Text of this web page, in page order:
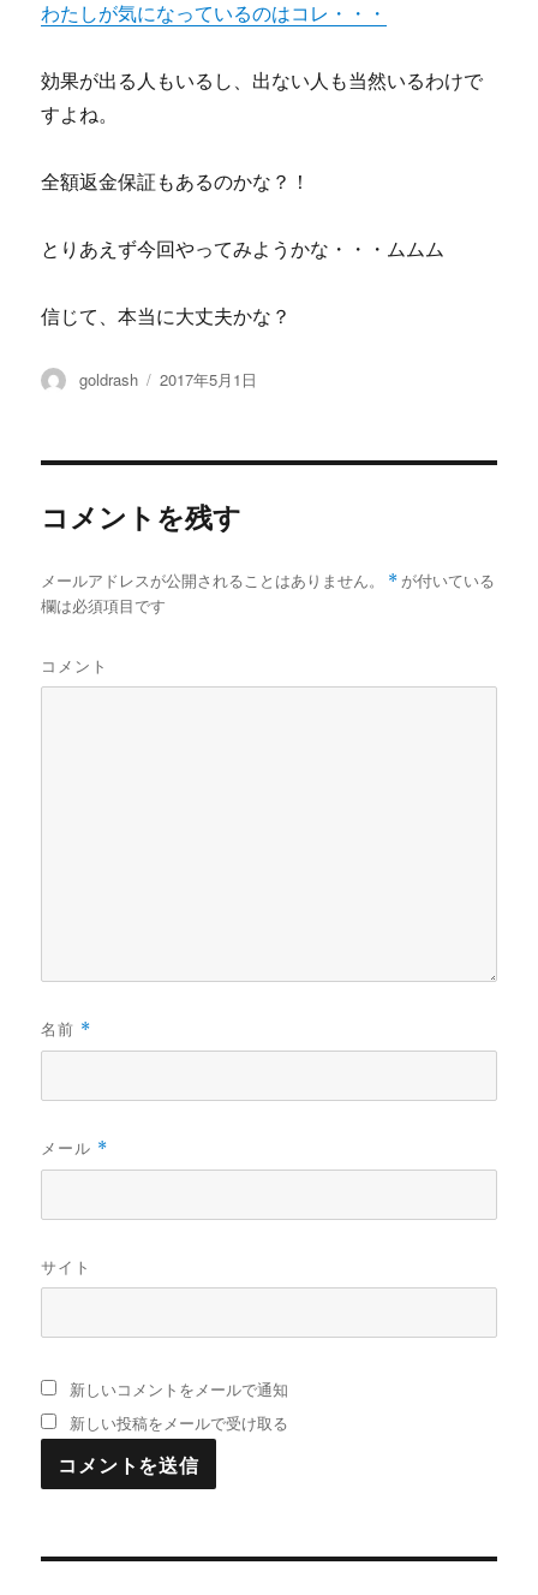
わたしが気になっているのはコレ・・・
効果が出る人もいるし、出ない人も当然いるわけで
すよね。
全額返金保証もあるのかな？！
とりあえず今回やってみようかな・・・ムムム
信じて、本当に大丈夫かな？
投
goldrash
投
2017年5月1日
コメントを残す
メールアドレスが公開されることはありません。 * が付いている
欄は必須項目です
コメント
名前 *
メール *
サイト
新しいコメントをメールで通知
新しい投稿をメールで受け取る